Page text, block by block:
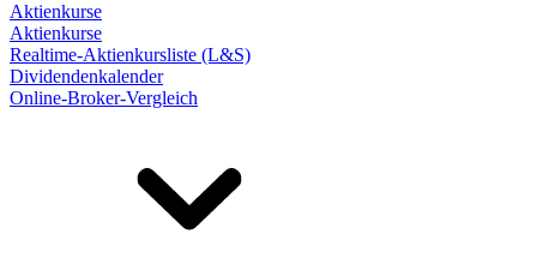
Aktienkurse
Aktienkurse
Realtime-Aktienkursliste (L&S)
Dividendenkalender
Online-Broker-Vergleich